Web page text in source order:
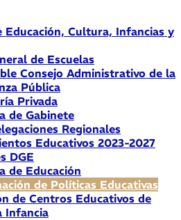
Educación, Cultura, Infancias y
de Escuelas
Consejo Administrativo de la
Pública
Privada
de Gabinete
Regionales
Educativos 2023-2027
DGE
de Educación
de Políticas Educativas
de Centros Educativos de
Infancia